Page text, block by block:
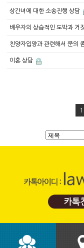
상간녀에 대한 소송진행 상담
배우자의 상습적인 도박과 거
친양자입양과 관련해서 문의
이혼 상담
1